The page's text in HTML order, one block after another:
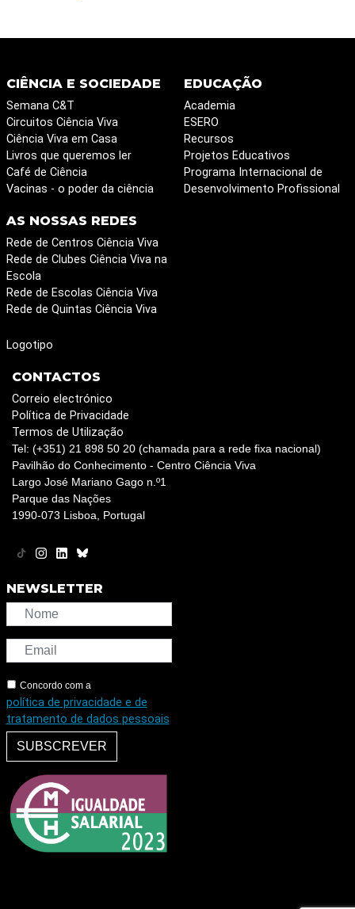
CIÊNCIA E SOCIEDADE
Semana C&T
Circuitos Ciência Viva
Ciência Viva em Casa
Livros que queremos ler
Café de Ciência
Vacinas - o poder da ciência
EDUCAÇÃO
Academia
ESERO
Recursos
Projetos Educativos
Programa Internacional de
Desenvolvimento Profissional
AS NOSSAS REDES
Rede de Centros Ciência Viva
Rede de Clubes Ciência Viva na
Escola
Rede de Escolas Ciência Viva
Rede de Quintas Ciência Viva
Logotipo
CONTACTOS
Correio electrónico
Política de Privacidade
Termos de Utilização
Tel: (+351) 21 898 50 20 (chamada para a rede fixa nacional)
Pavilhão do Conhecimento - Centro Ciência Viva
Largo José Mariano Gago n.º1
Parque das Nações
1990-073 Lisboa, Portugal
NEWSLETTER
Concordo com a
política de privacidade e de
tratamento de dados pessoais
SUBSCREVER